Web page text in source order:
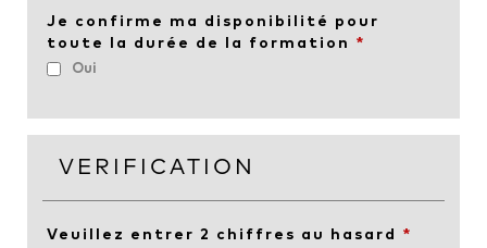
Je confirme ma disponibilité pour
toute la durée de la formation *
Oui
VERIFICATION
Veuillez entrer 2 chiffres au hasard *